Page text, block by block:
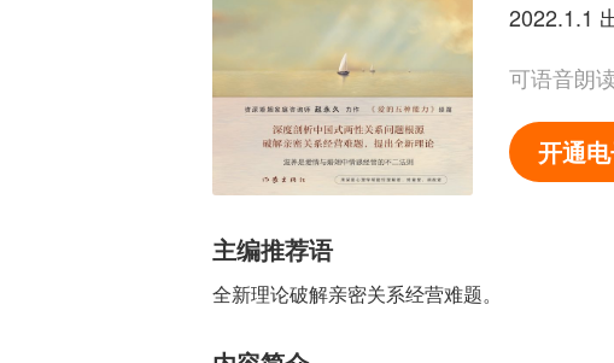
2022.1.1
可语音朗
开通
主编推荐语
全新理论破解亲密关系经营难题。